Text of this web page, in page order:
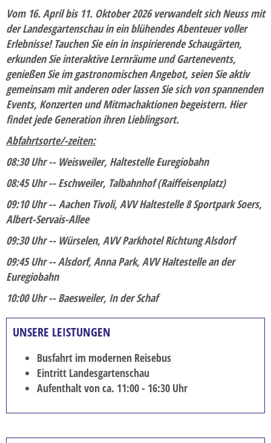
Kurzreisen
Last-Minute-Reise
Musikreise
Radreise
Rundreisen
Saisoneröffnungs- und Saisonabschlussfahrt
Silvesterreise
Städtereisen
Tagesfahrten
Weihnachts- und Silvesterreise
Winterreise
RADREISEN
ÜBER UNS
Unser Fuhrpark
Abwicklung
KATALOG
Vom 16. April bis 11. Oktober 2026 verwandelt sich Neuss mit
der Landesgartenschau in ein blühendes Abenteuer voller
Erlebnisse! Tauchen Sie ein in inspirierende Schaugärten,
erkunden Sie interaktive Lernräume und Gartenevents,
genießen Sie im gastronomischen Angebot, seien Sie aktiv
gemeinsam mit anderen oder lassen Sie sich von spannenden
Events, Konzerten und Mitmachaktionen begeistern. Hier
findet jede Generation ihren Lieblingsort.
Abfahrtsorte/-zeiten:
08:30 Uhr -- Weisweiler, Haltestelle Euregiobahn
08:45 Uhr -- Eschweiler, Talbahnhof (Raiffeisenplatz)
09:10 Uhr -- Aachen Tivoli, AVV Haltestelle 8 Sportpark Soers,
Albert-Servais-Allee
09:30 Uhr -- Würselen, AVV Parkhotel Richtung Alsdorf
09:45 Uhr -- Alsdorf, Anna Park, AVV Haltestelle an der
Euregiobahn
10:00 Uhr -- Baesweiler, In der Schaf
UNSERE LEISTUNGEN
Busfahrt im modernen Reisebus
Eintritt Landesgartenschau
Aufenthalt von ca. 11:00 - 16:30 Uhr